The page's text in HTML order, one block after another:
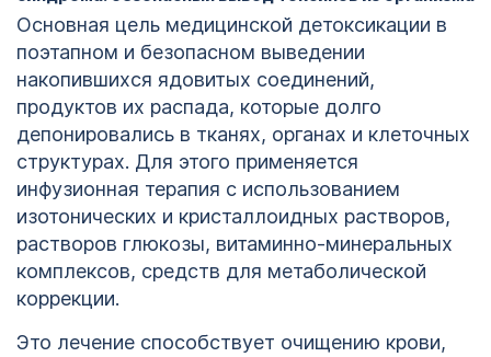
Основная цель медицинской детоксикации в
поэтапном и безопасном выведении
накопившихся ядовитых соединений,
продуктов их распада, которые долго
депонировались в тканях, органах и клеточных
структурах. Для этого применяется
инфузионная терапия с использованием
изотонических и кристаллоидных растворов,
растворов глюкозы, витаминно-минеральных
комплексов, средств для метаболической
коррекции.
Это лечение способствует очищению крови,